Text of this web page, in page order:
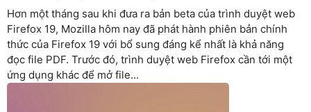
Hơn một tháng sau khi đưa ra bản beta của trình duyệt web
Firefox 19, Mozilla hôm nay đã phát hành phiên bản chính
thức của Firefox 19 với bổ sung đáng kể nhất là khả năng
đọc file PDF. Trước đó, trình duyệt web Firefox cần tới một
ứng dụng khác để mở file...